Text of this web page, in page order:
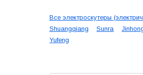
Все электроскутеры
Shuangqiang
Sunra
Yufeng